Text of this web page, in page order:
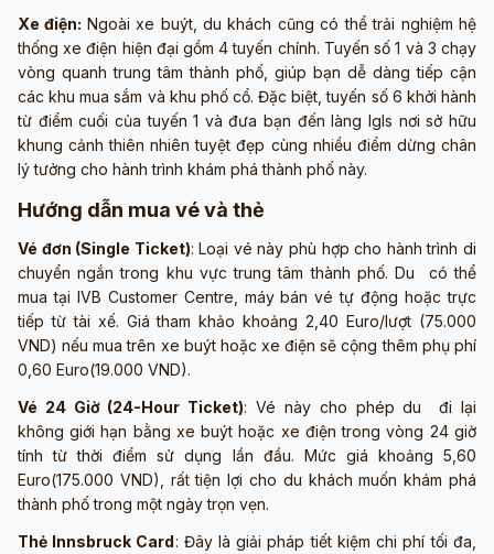
Xe điện: Ngoài xe buýt, du khách cũng có thể trải nghiệm hệ
thống xe điện hiện đại gồm 4 tuyến chính. Tuyến số 1 và 3 chạy
vòng quanh trung tâm thành phố, giúp bạn dễ dàng tiếp cận
các khu mua sắm và khu phố cổ. Đặc biệt, tuyến số 6 khởi hành
từ điểm cuối của tuyến 1 và đưa bạn đến làng Igls nơi sở hữu
khung cảnh thiên nhiên tuyệt đẹp cùng nhiều điểm dừng chân
lý tưởng cho hành trình khám phá thành phố này.
Hướng dẫn mua vé và thẻ
Vé đơn (Single Ticket): Loại vé này phù hợp cho hành trình di
chuyển ngắn trong khu vực trung tâm thành phố. Du có thể
mua tại IVB Customer Centre, máy bán vé tự động hoặc trực
tiếp từ tài xế. Giá tham khảo khoảng 2,40 Euro/lượt (75.000
VND) nếu mua trên xe buýt hoặc xe điện sẽ cộng thêm phụ phí
0,60 Euro(19.000 VND).
Vé 24 Giờ (24-Hour Ticket): Vé này cho phép du đi lại
không giới hạn bằng xe buýt hoặc xe điện trong vòng 24 giờ
tính từ thời điểm sử dụng lần đầu. Mức giá khoảng 5,60
Euro(175.000 VND), rất tiện lợi cho du khách muốn khám phá
thành phố trong một ngày trọn vẹn.
Thẻ Innsbruck Card: Đây là giải pháp tiết kiệm chi phí tối đa,